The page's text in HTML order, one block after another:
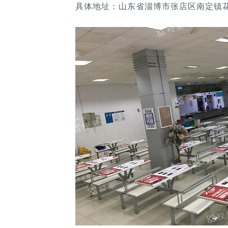
具体地址：山东省淄博市张店区南定镇